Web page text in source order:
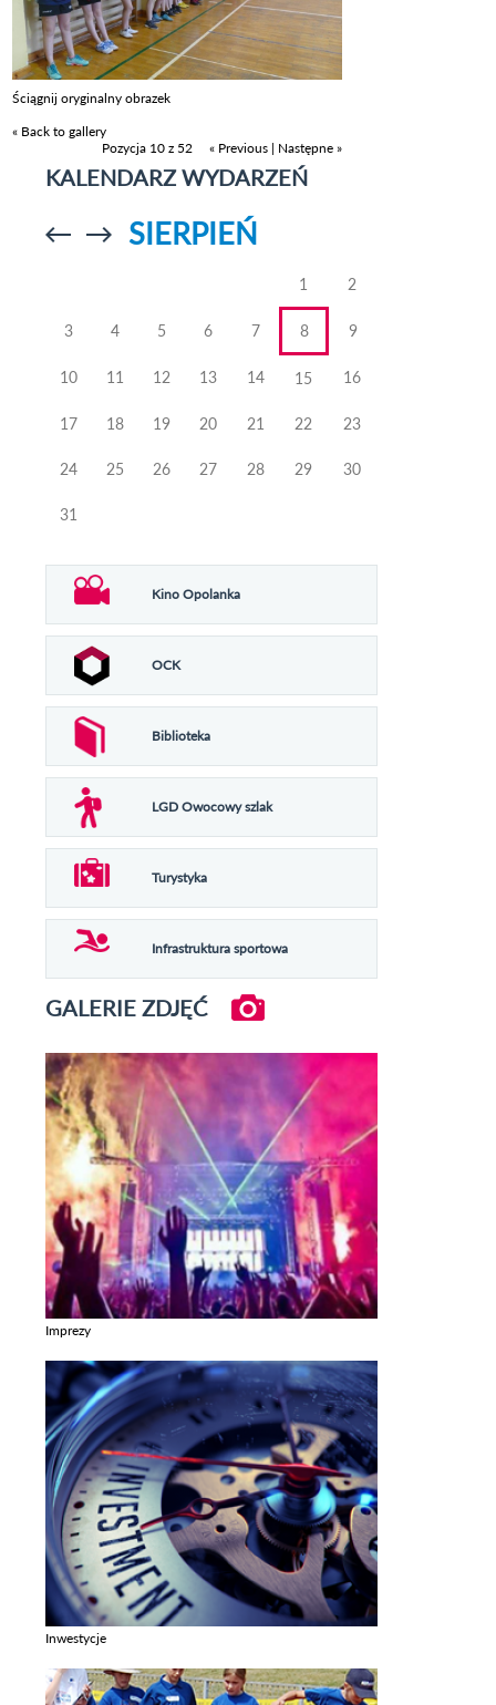
Ściągnij oryginalny obrazek
« Back to gallery
Pozycja 10 z 52
« Previous | Następne »
KALENDARZ WYDARZEŃ
Przejdź doPrzejdź do
SIERPIEŃ
1 2
3 4 5 6 7 8 9
10 11 12 13 14 15 16
17 18 19 20 21 22 23
24 25 26 27 28 29 30
31
Kino Opolanka
OCK
Biblioteka
LGD Owocowy szlak
Turystyka
Infrastruktura sportowa
GALERIE ZDJĘĆ
Imprezy
Inwestycje